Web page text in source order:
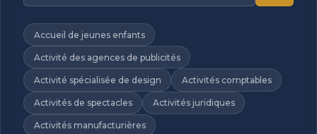
Accueil de jeunes enfants
Activité des agences de publicités
Activité spécialisée de design Activités comptables
Activités de spectacles Activités juridiques
Activités manufacturières